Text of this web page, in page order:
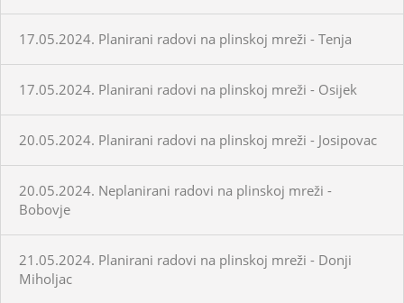
17.05.2024. Planirani radovi na plinskoj mreži - Tenja
17.05.2024. Planirani radovi na plinskoj mreži - Osijek
20.05.2024. Planirani radovi na plinskoj mreži - Josipovac
20.05.2024. Neplanirani radovi na plinskoj mreži -
Bobovje
21.05.2024. Planirani radovi na plinskoj mreži - Donji
Miholjac